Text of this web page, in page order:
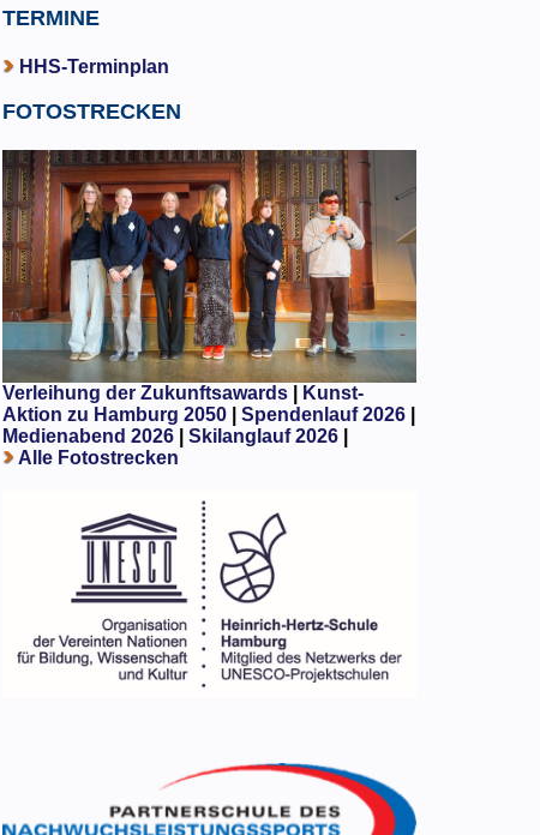
TERMINE
HHS-Terminplan
FOTOSTRECKEN
Verleihung der Zukunftsawards|
Kunst-
Aktion zu Hamburg 2050
Spendenlauf 2026|
Medienabend 2026| Skilanglauf 2026|
Alle Fotostrecken